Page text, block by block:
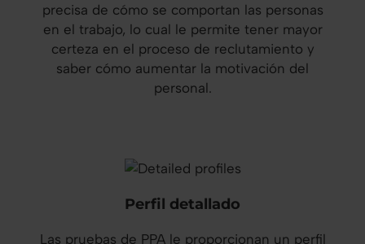
precisa de cómo se comportan las personas
en el trabajo, lo cual le permite tener mayor
certeza en el proceso de reclutamiento y
saber cómo aumentar la motivación del
personal.
Perfil detallado
Las pruebas de PPA le proporcionan un perfil